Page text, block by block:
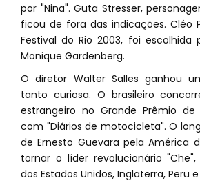
por "Nina". Guta Stresser,
ficou de fora das indicações. Cléo
Festival do Rio 2003, foi escolhida
Monique Gardenberg.
O diretor Walter Salles ganhou
tanto curiosa. O brasileiro
estrangeiro no Grande Prêmio de
com "Diários de motocicleta". O
de Ernesto Guevara pela América
tornar o líder revolucionário
dos Estados Unidos, Inglaterra, Peru